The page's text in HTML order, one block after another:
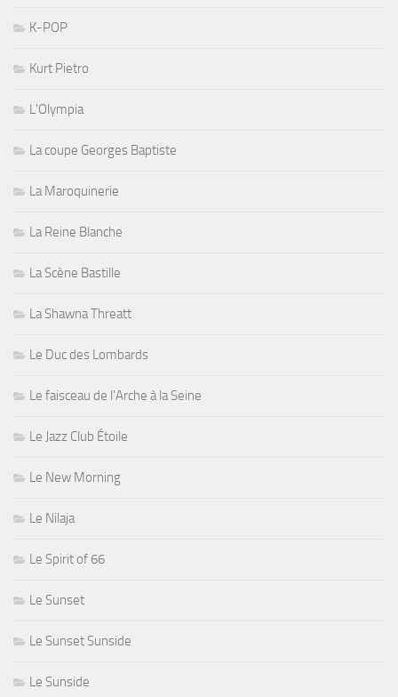
K-POP
Kurt Pietro
L'Olympia
La coupe Georges Baptiste
La Maroquinerie
La Reine Blanche
La Scène Bastille
La Shawna Threatt
Le Duc des Lombards
Le faisceau de l'Arche à la Seine
Le Jazz Club Étoile
Le New Morning
Le Nilaja
Le Spirit of 66
Le Sunset
Le Sunset Sunside
Le Sunside